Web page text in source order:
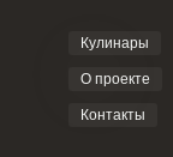
Кулинары
О проекте
Контакты